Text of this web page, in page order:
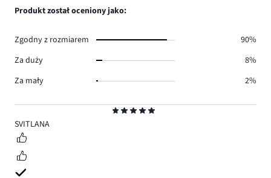
5
SVITLANA
Produkt został oceniony jako:
Zgodny z rozmiarem
90%
Za duży
8%
Za mały
2%